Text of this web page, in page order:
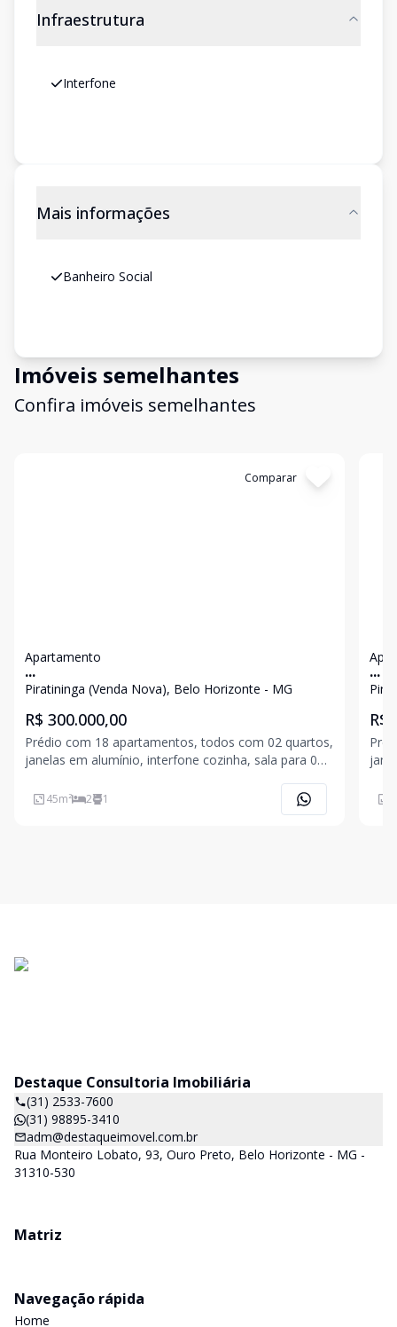
Infraestrutura
Interfone
Mais informações
Banheiro Social
Imóveis semelhantes
Confira imóveis semelhantes
Comparar
Apartamento
...
Piratininga (Venda Nova), Belo Horizonte - MG
R$ 300.000,00
Prédio com 18 apartamentos, todos com 02 quartos,
janelas em alumínio, interfone cozinha, sala para 02
45m² 2 1
...
R$
Destaque Consultoria Imobiliária
(31) 2533-7600
(31) 98895-3410
adm@destaqueimovel.com.br
Rua Monteiro Lobato, 93, Ouro Preto, Belo Horizonte - MG -
31310-530
Matriz
Navegação rápida
Home